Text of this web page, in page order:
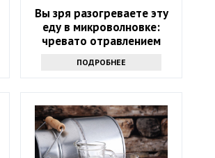
Вы зря разогреваете эту
еду в микроволновке:
чревато отравлением
ПОДРОБНЕЕ